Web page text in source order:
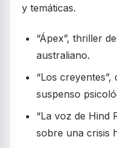
y temáticas.
“Ápex”, thriller
australiano.
“Los
suspenso
“La voz de Hind
sobre una crisis